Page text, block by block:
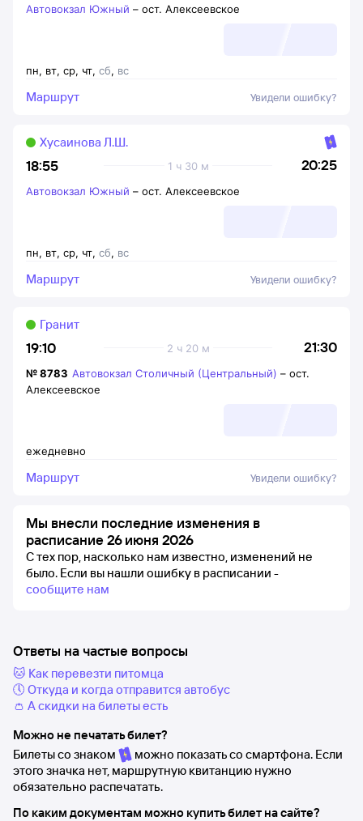
пн, вт, ср, чт, сб, вс
Автовокзал Южный – ост. Алексеевское
Маршрут Увидели ошибку?
18:55 20:25
1 ч 30 м
Хусаинова Л.Ш.
пн, вт, ср, чт, сб, вс
Автовокзал Южный – ост. Алексеевское
Маршрут Увидели ошибку?
19:10 21:30
2 ч 20 м
Гранит
ежедневно
№8783 Автовокзал Столичный (Центральный) – ост.
Алексеевское
Маршрут Увидели ошибку?
Мы внесли последние изменения в
расписание 26 июня 2026
С тех пор, насколько нам известно, изменений не
было. Если вы нашли ошибку в расписании -
сообщите нам
Ответы на частые вопросы
🐱 Как перевезти питомца
🕔 Откуда и когда отправится автобус
👛 А скидки на билеты есть
Можно не печатать билет?
Билеты со знаком
можно показать со смартфона. Если
этого значка нет, маршрутную квитанцию нужно
обязательно распечатать.
По каким документам можно купить билет на сайте?